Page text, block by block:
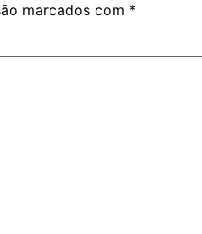
marcados com *